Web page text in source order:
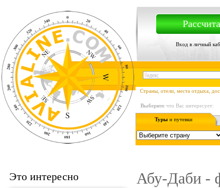
Вход в личный
Страны, отели, места отдыха,
Выберите что Вас интересует:
Туры и путевки
Это интересно
Абу-Даби -